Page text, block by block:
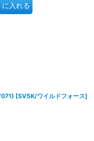
に入れる
[SV5K/ワイルドフォース]